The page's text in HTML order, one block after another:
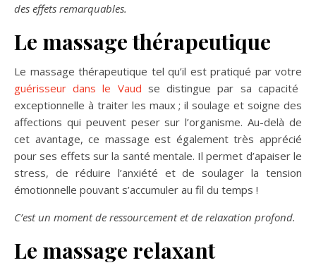
des effets remarquables.
Le massage thérapeutique
Le massage thérapeutique tel qu’il est pratiqué par votre
guérisseur dans le Vaud se distingue par sa capacité
exceptionnelle à traiter les maux ; il soulage et soigne des
affections qui peuvent peser sur l’organisme. Au-delà de
cet avantage, ce massage est également très apprécié
pour ses effets sur la santé mentale. Il permet d’apaiser le
stress, de réduire l’anxiété et de soulager la tension
émotionnelle pouvant s’accumuler au fil du temps !
C’est un moment de ressourcement et de relaxation profond.
Le massage relaxant